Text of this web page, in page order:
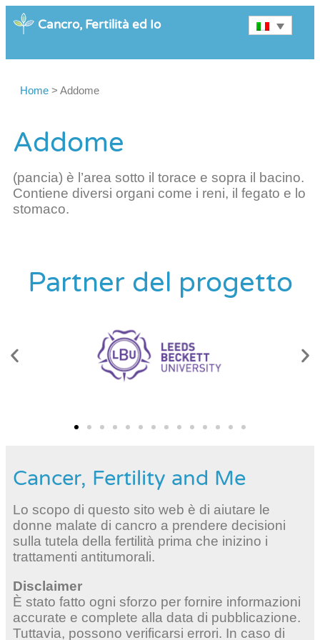
Cancro, Fertilità ed Io
Home > Addome
Addome
(pancia) è l’area sotto il torace e sopra il bacino.
Contiene diversi organi come i reni, il fegato e lo
stomaco.
Partner del progetto
Cancer, Fertility and Me
Lo scopo di questo sito web è di aiutare le
donne malate di cancro a prendere decisioni
sulla tutela della fertilità prima che inizino i
trattamenti antitumorali.
Disclaimer
È stato fatto ogni sforzo per fornire informazioni
accurate e complete alla data di pubblicazione.
Tuttavia, possono verificarsi errori. In caso di